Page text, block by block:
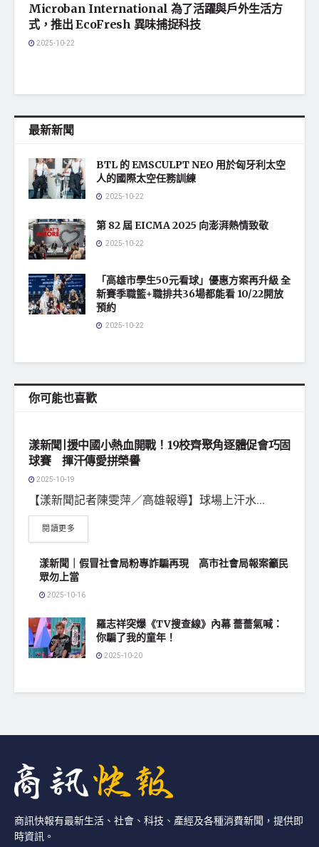
Microban International 為了活躍與戶外生活方
式，推出 EcoFresh 異味捕捉科技
2025-10-22
最新新聞
BTL 的 EMSCULPT NEO 用於匈牙利太空
人的國際太空任務訓練
2025-10-22
第 82 屆 EICMA 2025 向澎湃熱情致敬
2025-10-22
「高雄市學生50元看球」優惠方案再升級 全
新賽季職籃+職排共36場都能看 10/22開放
預約
2025-10-22
你可能也喜歡
漾新聞|援中國小熱血開戰！19校齊聚角逐體促會巧固
球賽 揮汗傳愛拼榮譽
2025-10-19
【漾新聞記者陳雯萍／高雄報導】球場上汗水...
閱讀更多
漾新聞｜假冒社會局粉專詐騙再現 高市社會局報案籲民
眾勿上當
2025-10-16
羅志祥突爆《TV搜查線》內幕 薔薔氣喊：
你騙了我的童年！
2025-10-20
商訊快報有最新生活、社會、科技、產經及各種消費新聞，提供即
時資訊。